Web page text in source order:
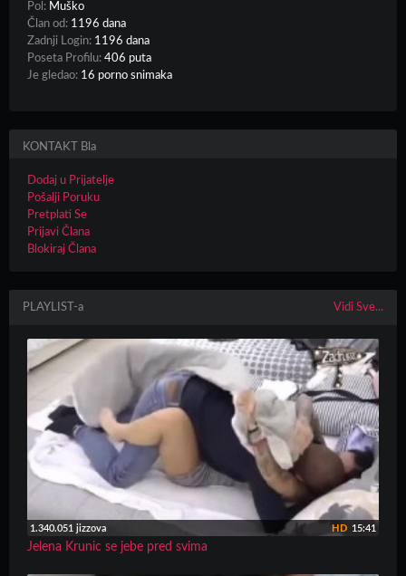
Pol: Muško
Član od: 1196 dana
Zadnji Login: 1196 dana
Poseta Profilu: 406 puta
Je gledao: 16 porno snimaka
KONTAKT Bla
Dodaj u Prijatelje
Pošalji Poruku
Pretplati Se
Prijavi Člana
Blokiraj Člana
PLAYLIST-a Vidi Sve...
1.340.051 jizzova 15:41
HD
Jelena Krunic se jebe pred svima